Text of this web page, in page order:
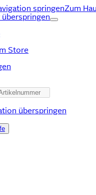
springenZum
überspringen
Store
überspringen